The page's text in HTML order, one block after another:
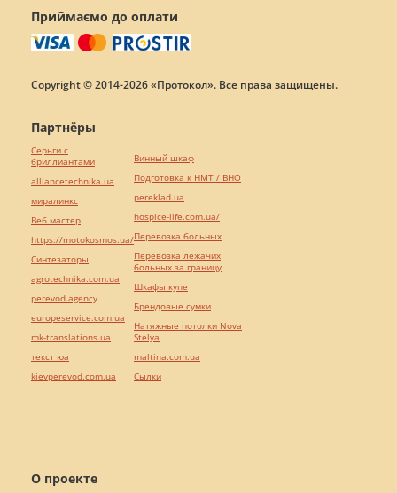
Приймаємо до оплати
Copyright © 2014-2026 «Протокол». Все права защищены.
О проекте
Партнёры
Серьги с
бриллиантами
alliancetechnika.ua
миралинкс
Веб мастер
https://motokosmos.ua/
Синтезаторы
agrotechnika.com.ua
perevod.agency
europeservice.com.ua
mk-translations.ua
текст юа
kievperevod.com.ua
Винный шкаф
Подготовка к НМТ / ВНО
pereklad.ua
hospice-life.com.ua/
Перевозка больных
Перевозка лежачих
больных за границу
Шкафы купе
Брендовые сумки
Натяжные потолки Nova
Stelya
maltina.com.ua
Cылки